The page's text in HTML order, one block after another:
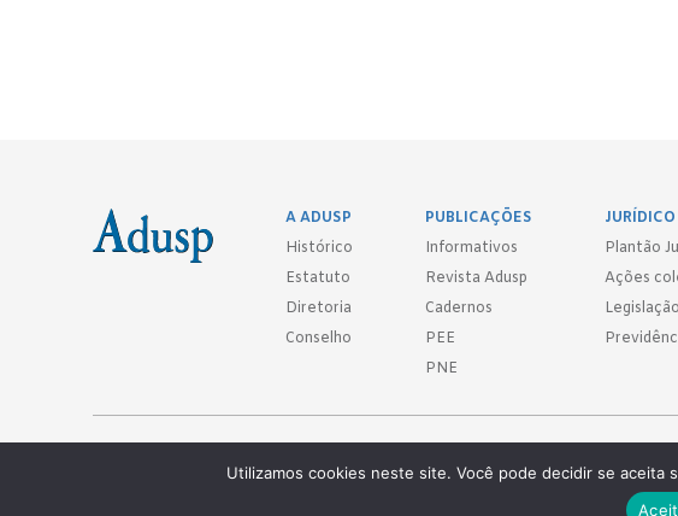
A ADUSP
Histórico
Estatuto
Diretoria
Conselho
PUBLICAÇÕES
Informativos
Revista Adusp
Cadernos
PEE
PNE
JURÍDICO
Plantão
Ações
Legislação
Av. Prof. Almeida Prado, 1366 - São Paulo, SP - CEP 05508-070
Telefones: (11) 3091-4465 / 66 ● (11) 3813-5573 ● (11) 3815-9245 ● (11) 3814-1715 ●
Utilizamos cookies neste site. Você pode decidir se aceita